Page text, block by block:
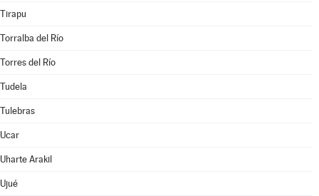
Tirapu
Torralba del Río
Torres del Río
Tudela
Tulebras
Ucar
Uharte Arakil
Ujué